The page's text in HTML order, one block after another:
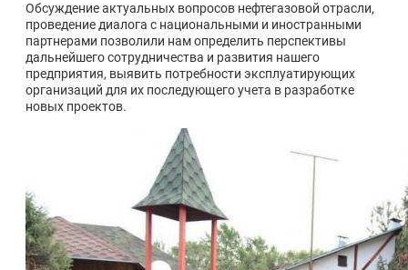
Обсуждение актуальных вопросов нефтегазовой отрасли,
проведение диалога с национальными и иностранными
партнерами позволили нам определить перспективы
дальнейшего сотрудничества и развития нашего
предприятия, выявить потребности эксплуатирующих
организаций для их последующего учета в разработке
новых проектов.